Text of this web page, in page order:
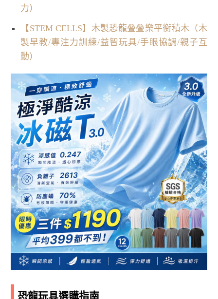
力）
【STEM CELLS】木製恐龍叠叠樂平衡積木（木
製早教/專注力訓練/益智玩具/手眼協調/親子互
動）
恐龍玩具選購指南